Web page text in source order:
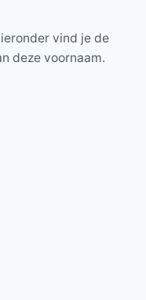
vind je de
deze voornaam.